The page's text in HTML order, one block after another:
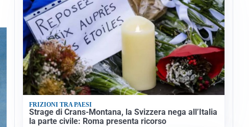
FRIZIONI TRA PAESI
Strage di Crans-Montana, la Svizzera nega all’Italia
la parte civile: Roma presenta ricorso